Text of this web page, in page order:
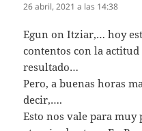
26 abril, 2021 a las 14:38
Egun on Itziar,… hoy
contentos con la
resultado…
Pero, a buenas horas
decir,….
Esto nos vale para